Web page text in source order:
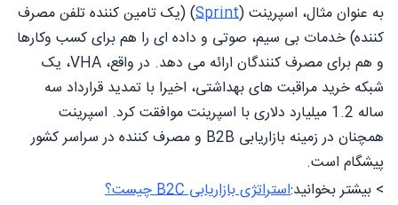
به عنوان مثال، اسپرینت (Sprint) (یک تامین کننده تلفن مصرف
کننده) خدمات بی سیم، صوتی و داده ای را هم برای کسب وکارها
و هم برای مصرف کنندگان ارائه می دهد. در واقع، VHA، یک
شبکه خرید مراقبت های بهداشتی، اخیرا با تمدید قرارداد سه
ساله 1.2 میلیارد دلاری با اسپرینت موافقت کرد. اسپرینت
همچنان در زمینه بازاریابی B2B و مصرف کننده در سراسر کشور
پیشگام است.
> بیشتر بخوانید:استراتژی بازاریابی B2C چیست؟